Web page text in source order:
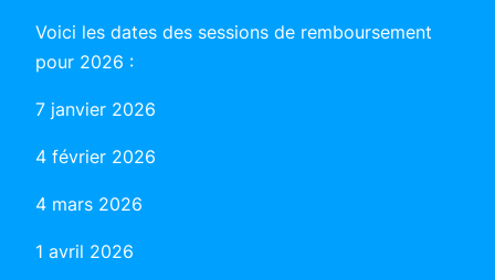
Voici les dates des sessions de remboursement
pour 2026 :
7 janvier 2026
4 février 2026
4 mars 2026
1 avril 2026